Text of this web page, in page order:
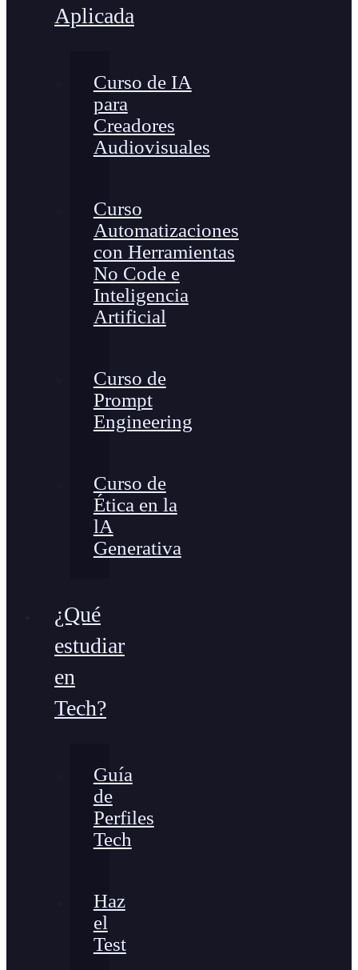
Aplicada
Curso de IA
para
Creadores
Audiovisuales
Curso
Automatizaciones
con Herramientas
No Code e
Inteligencia
Artificial
Curso de
Prompt
Engineering
Curso de
Ética en la
lA
Generativa
¿Qué
estudiar
en
Tech?
Guía
de
Perfiles
Tech
Haz
el
Test